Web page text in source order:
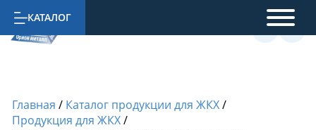
КАТАЛОГ
Главная / Каталог продукции для ЖКХ/
Продукция для ЖКХ/